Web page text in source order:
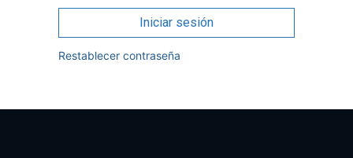
Iniciar sesión
Restablecer contraseña